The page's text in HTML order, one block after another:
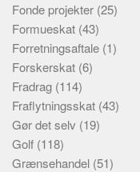
Fonde projekter (25)
Formueskat (43)
Forretningsaftale (1)
Forskerskat (6)
Fradrag (114)
Fraflytningsskat (43)
Gør det selv (19)
Golf (118)
Grænsehandel (51)